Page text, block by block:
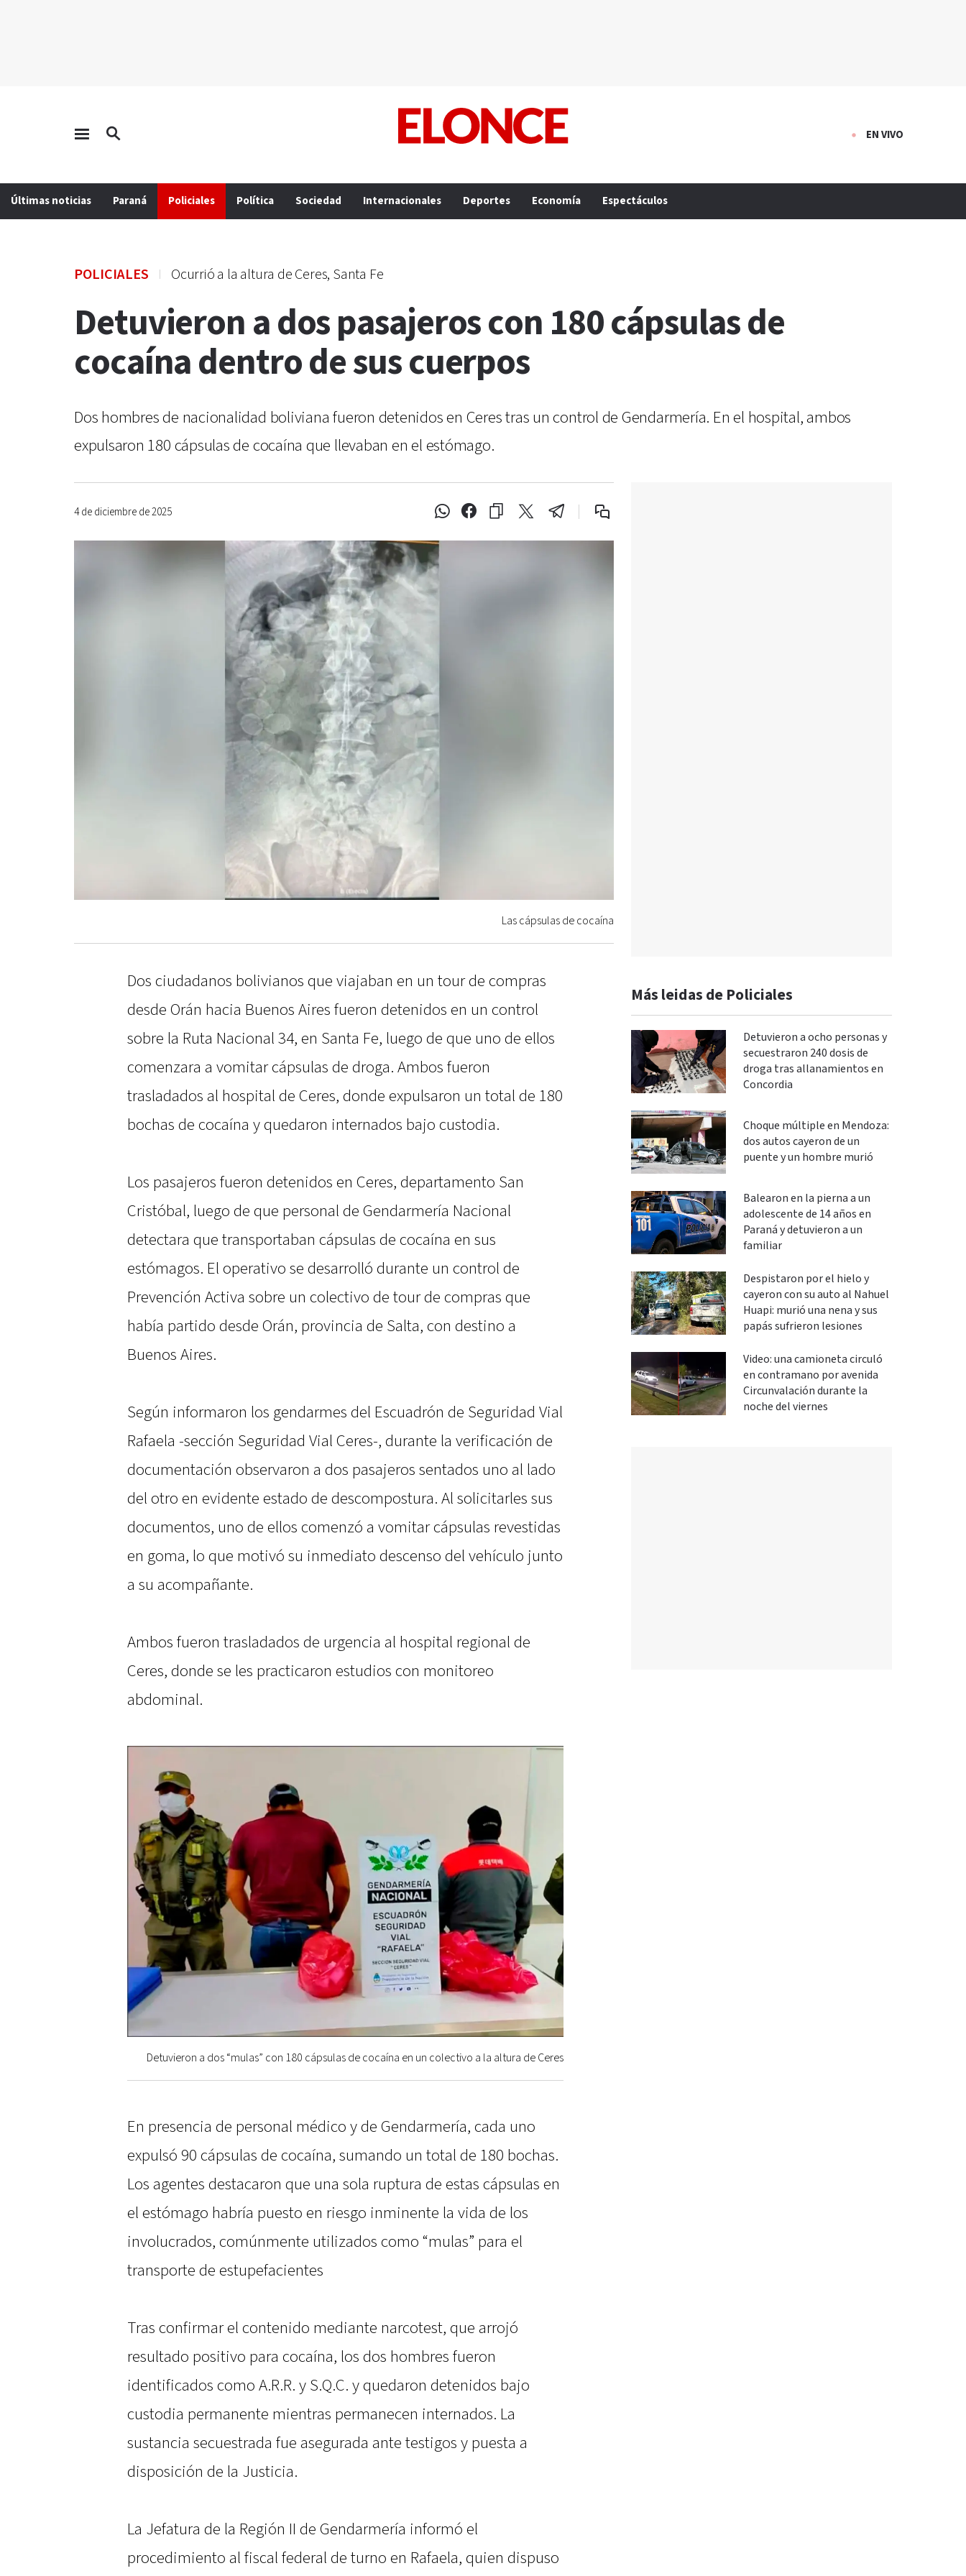
EN VIVO
Últimas noticias Paraná Policiales Política Sociedad Internacionales Deportes Economía Espectáculos
POLICIALES Ocurrió a la altura de Ceres, Santa Fe
Detuvieron a dos pasajeros con 180 cápsulas de
cocaína dentro de sus cuerpos
Dos hombres de nacionalidad boliviana fueron detenidos en Ceres tras un control de Gendarmería. En el hospital, ambos
expulsaron 180 cápsulas de cocaína que llevaban en el estómago.
4 de diciembre de 2025
Las cápsulas de cocaína
Dos ciudadanos bolivianos que viajaban en un tour de compras
desde Orán hacia Buenos Aires fueron detenidos en un control
sobre la Ruta Nacional 34, en Santa Fe, luego de que uno de ellos
comenzara a vomitar cápsulas de droga. Ambos fueron
trasladados al hospital de Ceres, donde expulsaron un total de 180
bochas de cocaína y quedaron internados bajo custodia.
Los pasajeros fueron detenidos en Ceres, departamento San
Cristóbal, luego de que personal de Gendarmería Nacional
detectara que transportaban cápsulas de cocaína en sus
estómagos. El operativo se desarrolló durante un control de
Prevención Activa sobre un colectivo de tour de compras que
había partido desde Orán, provincia de Salta, con destino a
Buenos Aires.
Según informaron los gendarmes del Escuadrón de Seguridad Vial
Rafaela -sección Seguridad Vial Ceres-, durante la verificación de
documentación observaron a dos pasajeros sentados uno al lado
del otro en evidente estado de descompostura. Al solicitarles sus
documentos, uno de ellos comenzó a vomitar cápsulas revestidas
en goma, lo que motivó su inmediato descenso del vehículo junto
a su acompañante.
Ambos fueron trasladados de urgencia al hospital regional de
Ceres, donde se les practicaron estudios con monitoreo
abdominal.
Detuvieron a dos “mulas” con 180 cápsulas de cocaína en un colectivo a la altura de Ceres
En presencia de personal médico y de Gendarmería, cada uno
expulsó 90 cápsulas de cocaína, sumando un total de 180 bochas.
Los agentes destacaron que una sola ruptura de estas cápsulas en
el estómago habría puesto en riesgo inminente la vida de los
involucrados, comúnmente utilizados como “mulas” para el
transporte de estupefacientes
Tras confirmar el contenido mediante narcotest, que arrojó
resultado positivo para cocaína, los dos hombres fueron
identificados como A.R.R. y S.Q.C. y quedaron detenidos bajo
custodia permanente mientras permanecen internados. La
sustancia secuestrada fue asegurada ante testigos y puesta a
disposición de la Justicia.
La Jefatura de la Región II de Gendarmería informó el
procedimiento al fiscal federal de turno en Rafaela, quien dispuso
Más leidas de Policiales
Detuvieron a ocho personas y
secuestraron 240 dosis de
droga tras allanamientos en
Concordia
Choque múltiple en Mendoza:
dos autos cayeron de un
puente y un hombre murió
Balearon en la pierna a un
adolescente de 14 años en
Paraná y detuvieron a un
familiar
Despistaron por el hielo y
cayeron con su auto al Nahuel
Huapi: murió una nena y sus
papás sufrieron lesiones
Video: una camioneta circuló
en contramano por avenida
Circunvalación durante la
noche del viernes